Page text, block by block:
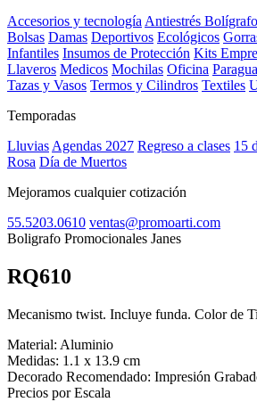
Accesorios y tecnología Antiestrés
Bolsas Damas Deportivos Ecológicos
Infantiles Insumos de Protección Kits
Llaveros Medicos Mochilas Oficina
Tazas y Vasos Termos y Cilindros Textiles
Temporadas
Lluvias Agendas 2027 Regreso a clases 15
Rosa Día de Muertos
Mejoramos cualquier cotización
55.5203.0610 ventas@promoarti.com
Boligrafo Promocionales Janes
RQ610
Mecanismo twist. Incluye funda. Color de
Material: Aluminio
Medidas: 1.1 x 13.9 cm
Decorado Recomendado: Impresión
Precios por Escala